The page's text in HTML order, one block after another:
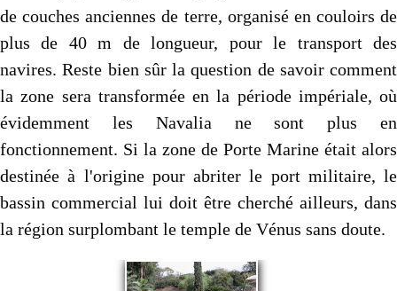
de couches anciennes de terre, organisé en couloirs de
plus de 40 m de longueur, pour le transport des
navires. Reste bien sûr la question de savoir comment
la zone sera transformée en la période impériale, où
évidemment les Navalia ne sont plus en
fonctionnement. Si la zone de Porte Marine était alors
destinée à l'origine pour abriter le port militaire, le
bassin commercial lui doit être cherché ailleurs, dans
la région surplombant le temple de Vénus sans doute.